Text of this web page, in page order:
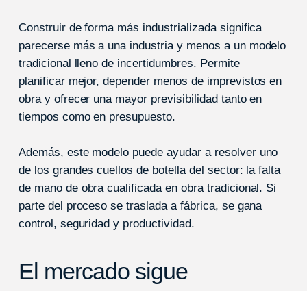
Construir de forma más industrializada significa
parecerse más a una industria y menos a un modelo
tradicional lleno de incertidumbres. Permite
planificar mejor, depender menos de imprevistos en
obra y ofrecer una mayor previsibilidad tanto en
tiempos como en presupuesto.
Además, este modelo puede ayudar a resolver uno
de los grandes cuellos de botella del sector: la falta
de mano de obra cualificada en obra tradicional. Si
parte del proceso se traslada a fábrica, se gana
control, seguridad y productividad.
El mercado sigue